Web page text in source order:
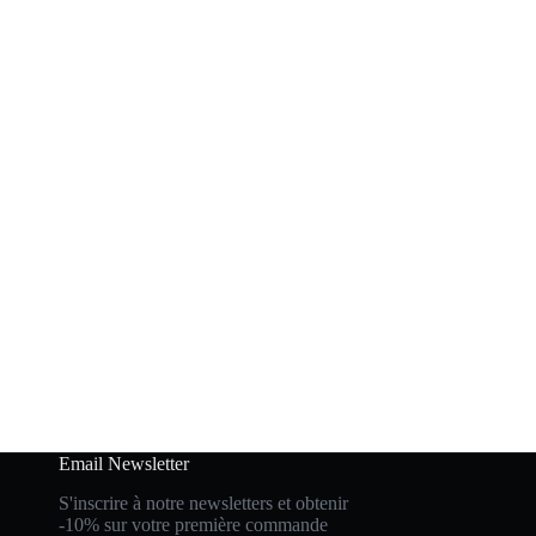
Email Newsletter
S'inscrire à notre newsletters et obtenir
-10% sur votre première commande